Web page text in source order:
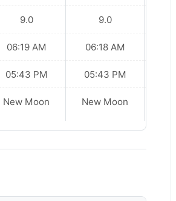
9.0
06:19 AM
05:43 PM
New Moon
9.0
06:18 AM
05:43 PM
New Moon